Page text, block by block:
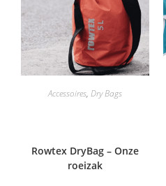
Accessoires, Dry Bags
Rowtex DryBag – Onze
roeizak